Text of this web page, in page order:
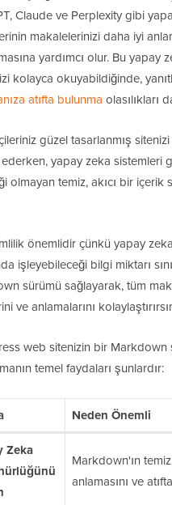
Claude ve Perplexity gibi
makalelerinizi daha iyi
yardımcı olur. Bu yapay
kolayca okuyabildiğinde,
atıfta bulunma olasılıkları
güzel tasarlanmış
yapay zeka sistemleri
olmayan temiz, akıcı bir içerik
önemlidir çünkü yapay
işleyebileceği bilgi miktarı
sürümü sağlayarak, tüm
ve anlamalarını
web sitenizin bir Markdown
temel faydaları şunlardır:
Neden Önemli
Zeka
Markdown'ın temiz
anlamasını ve